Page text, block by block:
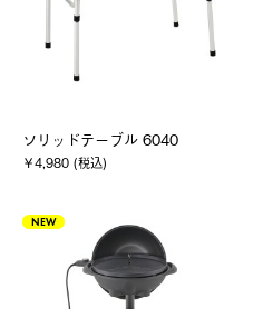
ソリッドテーブル 6040
￥4,980 (税込)
NEW